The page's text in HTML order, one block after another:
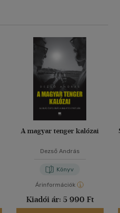
A magyar tenger kalózai
Dezső András
Könyv
Árinformációk
Kiadói ár: 5 990 Ft